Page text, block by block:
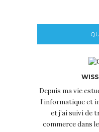
Depuis ma vie
l’informatique et
et j’ai suivi de
commerce dans